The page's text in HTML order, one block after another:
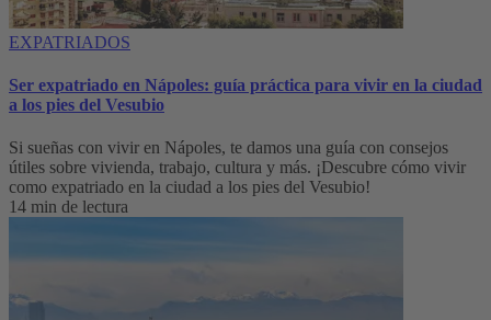
EXPATRIADOS
Ser expatriado en Nápoles: guía práctica para vivir en la ciudad
a los pies del Vesubio
Si sueñas con vivir en Nápoles, te damos una guía con consejos
útiles sobre vivienda, trabajo, cultura y más. ¡Descubre cómo vivir
como expatriado en la ciudad a los pies del Vesubio!
14 min de lectura